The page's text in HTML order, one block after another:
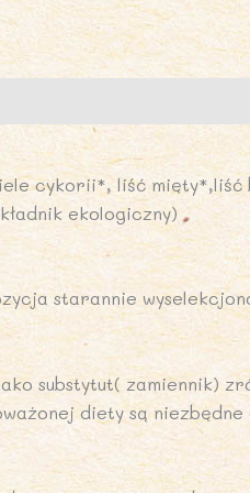
50
g
diety
DARY
NATURY
cykorii*, liść
ekologiczny)
starannie
substytut( zamiennik)
diety są